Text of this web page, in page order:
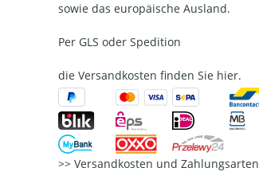
sowie das europäische Ausland.
Per GLS oder Spedition
die Versandkosten finden Sie hier.
Versandkosten und Zahlungsarten